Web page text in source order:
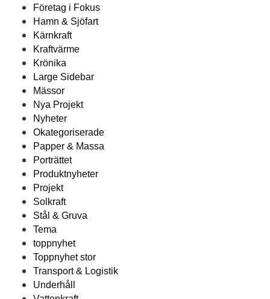
Företag i Fokus
Hamn & Sjöfart
Kärnkraft
Kraftvärme
Krönika
Large Sidebar
Mässor
Nya Projekt
Nyheter
Okategoriserade
Papper & Massa
Porträttet
Produktnyheter
Projekt
Solkraft
Stål & Gruva
Tema
toppnyhet
Toppnyhet stor
Transport & Logistik
Underhåll